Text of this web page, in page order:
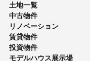
土地一覧
中古物件
リノベーション
賃貸物件
投資物件
モデルハウス展示場